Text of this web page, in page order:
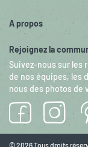
A propos
Rejoignez la
Suivez-nous sur les
de nos équipes, les
nous des photos de
© 2026 Tous droits